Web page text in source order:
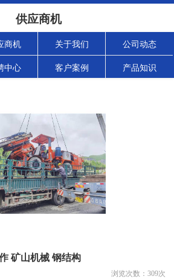
供应商机
商机 关于我们 公司动态
中心 客户案例 产品知识
矿山机械 钢结构
浏览次数： 309次